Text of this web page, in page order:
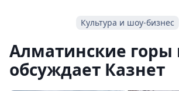
Культура и шоу-бизнес
Алматинские горы
обсуждает Казнет